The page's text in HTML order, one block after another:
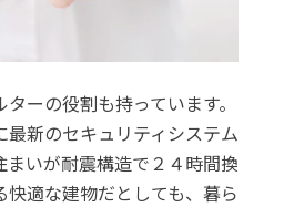
ーの役割も持っています。
新のセキュリティシステム
まいが耐震構造で２４時間換
適な建物だとしても、暮ら